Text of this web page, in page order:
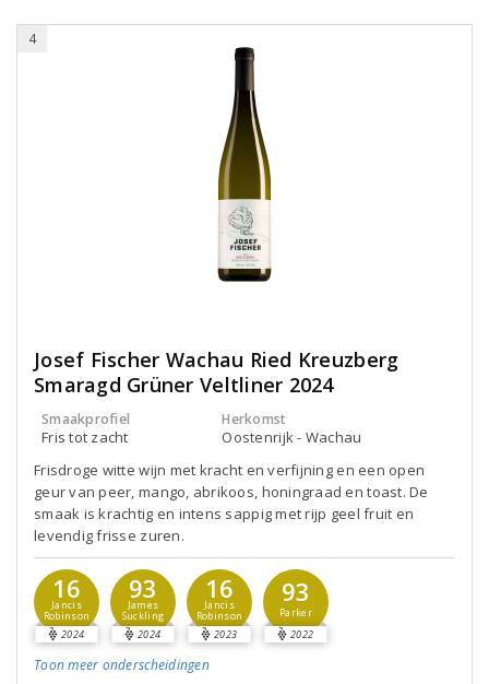
4
Josef Fischer Wachau Ried Kreuzberg
Smaragd Grüner Veltliner 2024
Smaakprofiel
Fris tot zacht
Herkomst
Oostenrijk - Wachau
Frisdroge witte wijn met kracht en verfijning en een open
geur van peer, mango, abrikoos, honingraad en toast. De
smaak is krachtig en intens sappig met rijp geel fruit en
levendig frisse zuren.
16
Jancis
Robinson
2024
93
James
Suckling
2024
16
Jancis
Robinson
2023
93
Parker
2022
Toon meer onderscheidingen